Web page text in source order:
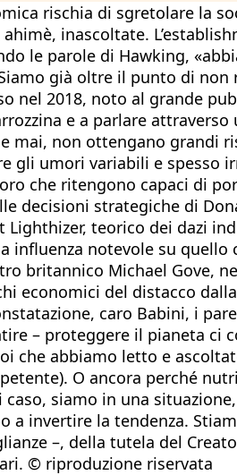
rischia di sgretolare la
inascoltate.
le parole di Hawking,
già oltre il punto di
nel 2018, noto al grande
e a parlare
mai, non ottengano
gli umori variabili e spesso
che ritengono capaci di
decisioni strategiche di
Lighthizer, teorico dei dazi
notevole su
britannico Michael Gove,
economici del distacco
caro Babini, i
– proteggere il pianeta
che abbiamo letto e
O ancora perché
siamo in una
a invertire la tendenza.
–, della tutela del
© riproduzione riservata